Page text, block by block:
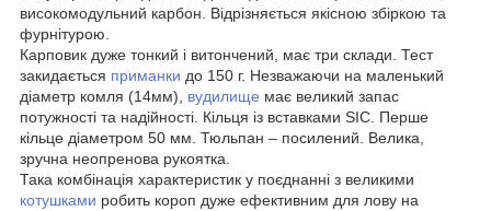
високомодульний карбон. Відрізняється якісною збіркою та
фурнітурою.
Карповик дуже тонкий і витончений, має три склади. Тест
закидається приманки до 150 г. Незважаючи на маленький
діаметр комля (14мм), вудилище має великий запас
потужності та надійності. Кільця із вставками SIC. Перше
кільце діаметром 50 мм. Тюльпан – посилений. Велика,
зручна неопренова рукоятка.
Така комбінація характеристик у поєднанні з великими
котушками робить короп дуже ефективним для лову на